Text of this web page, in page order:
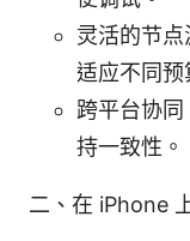
灵活的节点
适应不同预
跨平台协
持一致性。
二、在 iPhone